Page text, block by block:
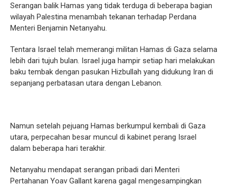
Serangan balik Hamas yang tidak terduga di beberapa bagian
wilayah Palestina menambah tekanan terhadap Perdana
Menteri Benjamin Netanyahu.
Tentara Israel telah memerangi militan Hamas di Gaza selama
lebih dari tujuh bulan. Israel juga hampir setiap hari melakukan
baku tembak dengan pasukan Hizbullah yang didukung Iran di
sepanjang perbatasan utara dengan Lebanon.
Namun setelah pejuang Hamas berkumpul kembali di Gaza
utara, perpecahan besar muncul di kabinet perang Israel
dalam beberapa hari terakhir.
Netanyahu mendapat serangan pribadi dari Menteri
Pertahanan Yoav Gallant karena gagal mengesampingkan